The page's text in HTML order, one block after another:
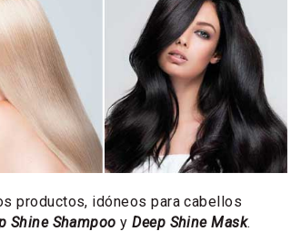
productos, idóneos para cabellos
Shine Shampoo yDeep Shine Mask.